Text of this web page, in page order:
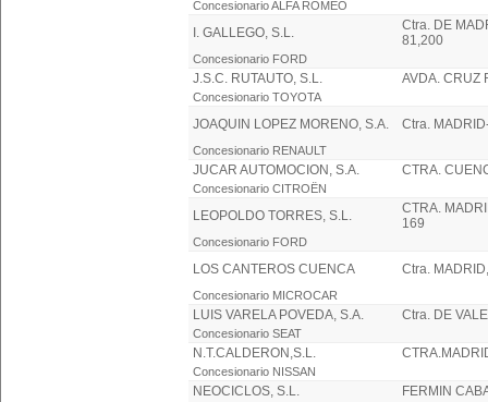
Concesionario ALFA ROMEO
I. GALLEGO, S.L.
Ctra. DE
81,200
Concesionario FORD
J.S.C. RUTAUTO, S.L. AVDA. CRUZ
Concesionario TOYOTA
JOAQUIN LOPEZ MORENO, S.A. Ctra.
Concesionario RENAULT
JUCAR AUTOMOCION, S.A. CTRA.
Concesionario CITROËN
LEOPOLDO TORRES, S.L.
CTRA.
169
Concesionario FORD
LOS CANTEROS CUENCA Ctra.
Concesionario MICROCAR
LUIS VARELA POVEDA, S.A. Ctra. DE
Concesionario SEAT
N.T.CALDERON,S.L.
Concesionario NISSAN
NEOCICLOS, S.L. FERMIN